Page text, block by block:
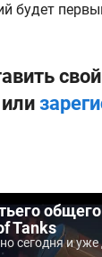
будет
Tanks
сегодня и уже